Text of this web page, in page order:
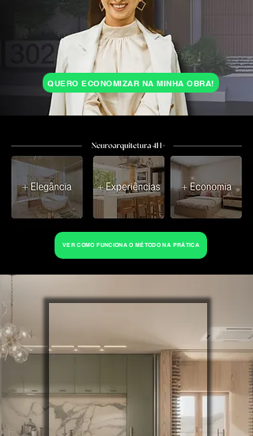
QUERO ECONOMIZAR NA MINHA OBRA!
VER COMO FUNCIONA O MÉTODO NA PRÁTICA